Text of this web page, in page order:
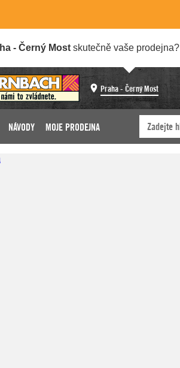
- Černý Most skutečně vaše prodejna?
Praha - Černý Most
NÁVODY MOJE PRODEJNA